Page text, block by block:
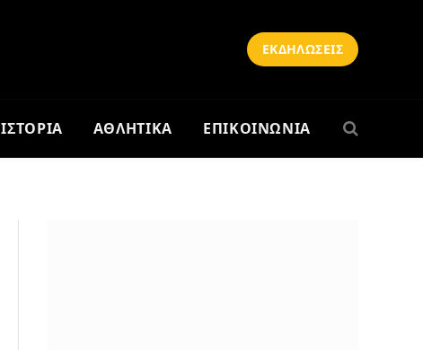
ΕΚΔΗΛΩΣΕΙΣ
ΙΣΤΟΡΙΑ ΑΘΛΗΤΙΚΑ ΕΠΙΚΟΙΝΩΝΙΑ